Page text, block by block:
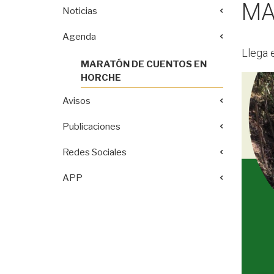
Llega
Noticias
Agenda
MARATÓN DE CUENTOS EN
HORCHE
Avisos
Publicaciones
Redes Sociales
APP